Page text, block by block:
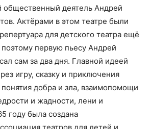
общественный деятель Андрей
Актёрами в этом театре были
для детского театра ещё
первую пьесу Андрей
сам за два дня. Главной идеей
игру, сказку и приключения
добра и зла, взаимопомощи
и жадности, лени и
году была создана